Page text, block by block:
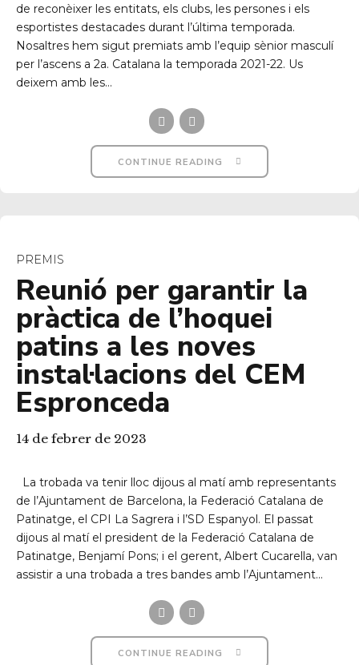
de reconèixer les entitats, els clubs, les persones i els
esportistes destacades durant l’última temporada.
Nosaltres hem sigut premiats amb l’equip sènior masculí
per l’ascens a 2a. Catalana la temporada 2021-22. Us
deixem amb les...
CONTINUE READING
PREMIS
Reunió per garantir la
pràctica de l’hoquei
patins a les noves
instal·lacions del CEM
Espronceda
14 de febrer de 2023
La trobada va tenir lloc dijous al matí amb representants
de l’Ajuntament de Barcelona, la Federació Catalana de
Patinatge, el CPI La Sagrera i l’SD Espanyol. El passat
dijous al matí el president de la Federació Catalana de
Patinatge, Benjamí Pons; i el gerent, Albert Cucarella, van
assistir a una trobada a tres bandes amb l’Ajuntament...
CONTINUE READING